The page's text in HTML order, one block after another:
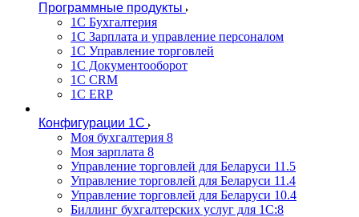
Программные продукты
1С Бухгалтерия
1С Зарплата и управление персоналом
1С Управление торговлей
1С Документооборот
1С CRM
1С ERP
Конфигурации 1С
Моя бухгалтерия 8
Моя зарплата 8
Управление торговлей для Беларуси 11.5
Управление торговлей для Беларуси 11.4
Управление торговлей для Беларуси 10.4
Биллинг бухгалтерских услуг для 1С:8